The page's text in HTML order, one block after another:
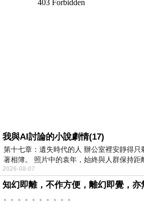
我與AI討論的小說劇情(17)
第十七章：遺失時代的人 辦公室裡安靜得
著相簿。 照片中的袁年，始終與人群保持距
2026-08-07
知幻即離，不作方便，離幻即覺，亦
。。。。。。。。。。